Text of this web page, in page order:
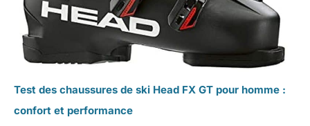
Test des chaussures de ski Head FX GT pour homme :
confort et performance